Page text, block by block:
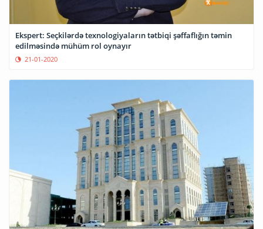
Ekspert: Seçkilərdə texnologiyaların tətbiqi şəffaflığın təmin
edilməsində mühüm rol oynayır
21-01-2020